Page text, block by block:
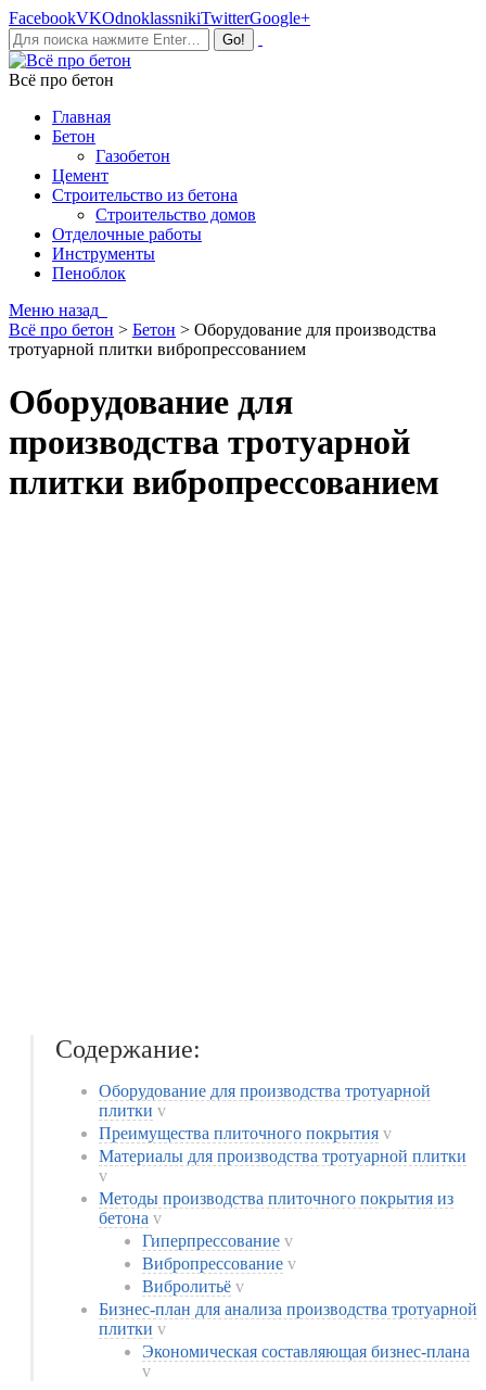
FacebookVKOdnoklassnikiTwitterGoogle+
Всё про бетон
Главная
Бетон
Газобетон
Цемент
Строительство из бетона
Строительство домов
Отделочные работы
Инструменты
Пеноблок
Меню назад
Всё про бетон > Бетон > Оборудование для производства
тротуарной плитки вибропрессованием
Оборудование для
производства тротуарной
плитки вибропрессованием
Содержание:
Оборудование для производства тротуарной
плитки v
Преимущества плиточного покрытия v
Материалы для производства тротуарной плитки
v
Методы производства плиточного покрытия из
бетона v
Гиперпрессование v
Вибропрессование v
Вибролитьё v
Бизнес-план для анализа производства тротуарной
плитки v
Экономическая составляющая бизнес-плана
v